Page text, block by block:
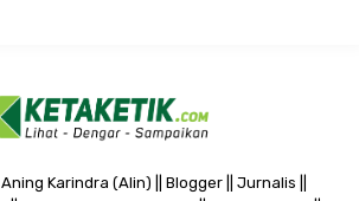
Aning Karindra (Alin) || Blogger || Jurnalis ||